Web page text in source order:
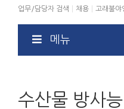
업무/담당자 검색 채용 고래불야
메뉴
수산물 방사